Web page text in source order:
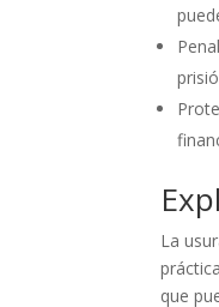
La
que